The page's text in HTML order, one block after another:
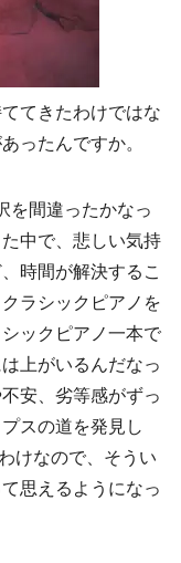
てきたわけではな
ったんですか。
を間違ったかなっ
中で、悲しい気持
時間が解決するこ
ラシックピアノを
ックピアノ一本で
上がいるんだなっ
安、劣等感がずっ
スの道を発見し
けなので、そうい
思えるようになっ